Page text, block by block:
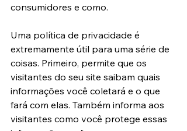
consumidores e como.
Uma política de privacidade é
extremamente útil para uma série de
coisas. Primeiro, permite que os
visitantes do seu site saibam quais
informações você coletará e o que
fará com elas. Também informa aos
visitantes como você protege essas